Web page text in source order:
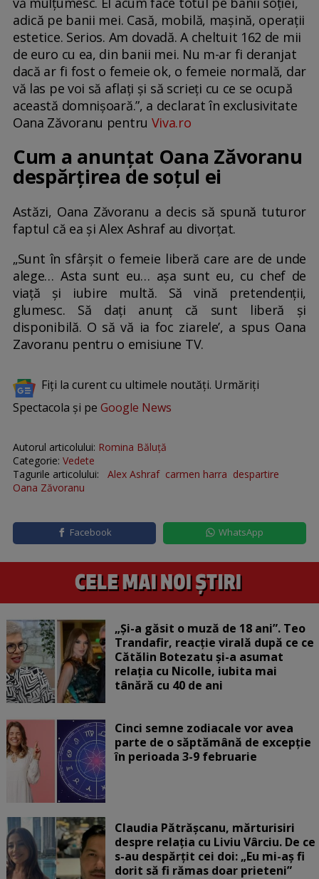
adică pe banii mei. Casă, mobilă, mașină, operații
estetice. Serios. Am dovadă. A cheltuit 162 de mii
de euro cu ea, din banii mei. Nu m-ar fi deranjat
dacă ar fi fost o femeie ok, o femeie normală, dar
vă las pe voi să aflați și să scrieți cu ce se ocupă
această domnișoară.”, a declarat în exclusivitate
Oana Zăvoranu pentru Viva.ro
Cum a anunțat Oana Zăvoranu
despărțirea de soțul ei
Astăzi, Oana Zăvoranu a decis să spună tuturor
faptul că ea și Alex Ashraf au divorțat.
„Sunt în sfârșit o femeie liberă care are de unde
alege… Asta sunt eu… așa sunt eu, cu chef de
viață și iubire multă. Să vină pretendenții,
glumesc. Să dați anunț că sunt liberă și
disponibilă. O să vă ia foc ziarele’, a spus Oana
Zavoranu pentru o emisiune TV.
Fiți la curent cu ultimele noutăți. Urmăriți
Spectacola și pe Google News
Autorul articolului: Romina Băluță
Categorie: Vedete
Tagurile articolului:
Alex Ashraf carmen harra despartire
Oana Zăvoranu
Facebook WhatsApp
„Și-a găsit o muză de 18 ani”. Teo
Trandafir, reacție virală după ce ce
Cătălin Botezatu și-a asumat
relația cu Nicolle, iubita mai
tânără cu 40 de ani
Cinci semne zodiacale vor avea
parte de o săptămână de excepție
în perioada 3-9 februarie
Claudia Pătrășcanu, mărturisiri
despre relația cu Liviu Vârciu. De ce
s-au despărțit cei doi: „Eu mi-aș fi
dorit să fi rămas doar prieteni”